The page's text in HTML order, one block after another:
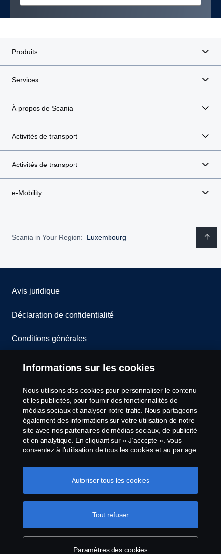
Produits
Services
À propos de Scania
Activités de transport
Activités de transport
e-Mobility
Scania in Your Region: Luxembourg
Avis juridique
Déclaration de confidentialité
Conditions générales
Contactez-nous
Le système de lancement d'alerte
Politique de cookies
Paramètres des cookies
© Copyright Scania 2026 All Rights Reserved.
Scania Luxembourg - Rue Gabriël Lippmann 23 -
L-5365 Münsbach- Tél: +352 34 18 11
Informations sur les cookies
Nous utilisons des cookies pour personnaliser le contenu
et les publicités, pour fournir des fonctionnalités de
médias sociaux et analyser notre trafic. Nous partageons
également des informations sur votre utilisation de notre
site avec nos partenaires de médias sociaux, de publicité
et en analytique. En cliquant sur « J’accepte », vous
consentez à l’utilisation de tous les cookies et au partage
cookies en cliquant sur « Paramètres des cookies » et en
sélectionnant les catégories que vous souhaitez
Pour en savoir plus sur la
protection de votre vie privée
Paramètres des cookies
Tout refuser
Autoriser tous les cookies